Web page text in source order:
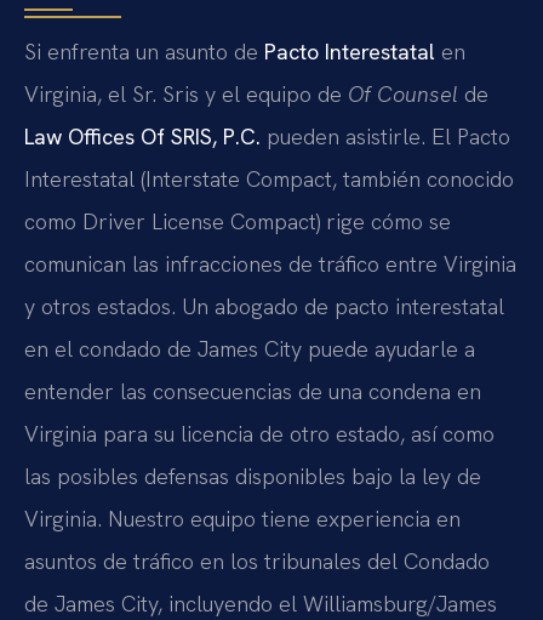
Si enfrenta un asunto de Pacto Interestatal en
Virginia, el Sr. Sris y el equipo de Of Counsel de
Law Offices Of SRIS, P.C. pueden asistirle. El Pacto
Interestatal (Interstate Compact, también conocido
como Driver License Compact) rige cómo se
comunican las infracciones de tráfico entre Virginia
y otros estados. Un abogado de pacto interestatal
en el condado de James City puede ayudarle a
entender las consecuencias de una condena en
Virginia para su licencia de otro estado, así como
las posibles defensas disponibles bajo la ley de
Virginia. Nuestro equipo tiene experiencia en
asuntos de tráfico en los tribunales del Condado
de James City, incluyendo el Williamsburg/James